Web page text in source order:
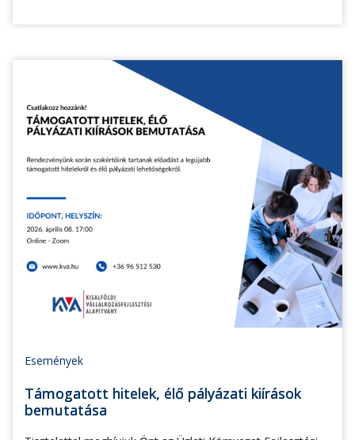
Események
Támogatott hitelek, élő pályázati kiírások
bemutatása